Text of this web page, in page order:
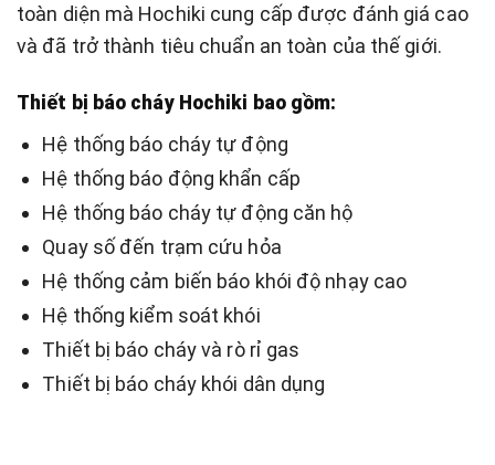
toàn diện mà Hochiki cung cấp được đánh giá cao
và đã trở thành tiêu chuẩn an toàn của thế giới.
Thiết bị báo cháy Hochiki bao gồm:
Hệ thống báo cháy tự động
Hệ thống báo động khẩn cấp
Hệ thống báo cháy tự động căn hộ
Quay số đến trạm cứu hỏa
Hệ thống cảm biến báo khói độ nhạy cao
Hệ thống kiểm soát khói
Thiết bị báo cháy và rò rỉ gas
Thiết bị báo cháy khói dân dụng